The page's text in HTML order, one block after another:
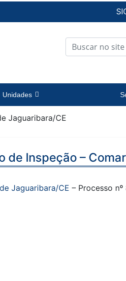
Unidades
Jaguaribara/CE
de Inspeção –
Jaguaribara/CE – Processo